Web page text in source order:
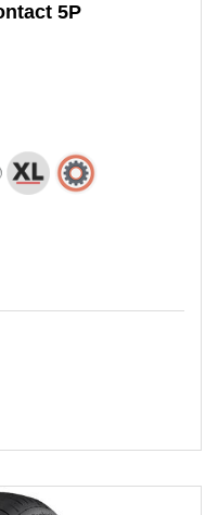
5P